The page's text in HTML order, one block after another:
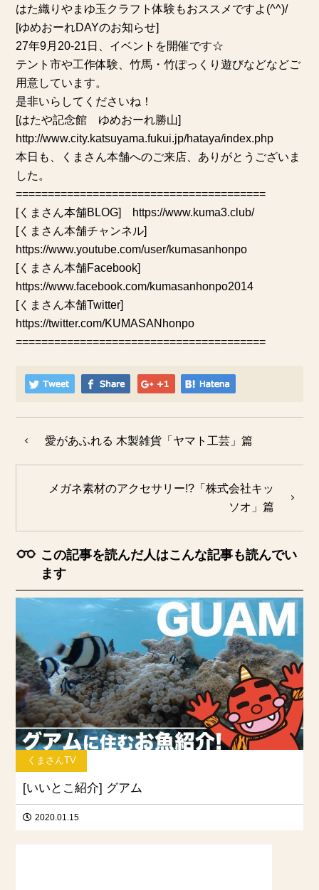
はた織りやまゆ玉クラフト体験もおススメですよ(^^)/
[ゆめおーれDAYのお知らせ]
27年9月20-21日、イベントを開催です☆
テント市や工作体験、竹馬・竹ぽっくり遊びなどなどご
用意しています。
是非いらしてくださいね！
[はたや記念館 ゆめおーれ勝山]
http://www.city.katsuyama.fukui.jp/hataya/index.php
本日も、くまさん本舗へのご来店、ありがとうございま
した。
=======================================
[くまさん本舗BLOG] https://www.kuma3.club/
[くまさん本舗チャンネル]
https://www.youtube.com/user/kumasanhonpo
[くまさん本舗Facebook]
https://www.facebook.com/kumasanhonpo2014
[くまさん本舗Twitter]
https://twitter.com/KUMASANhonpo
=======================================
愛があふれる 木製雑貨「ヤマト工芸」篇
メガネ素材のアクセサリー!?「株式会社キッ
ソオ」篇
この記事を読んだ人はこんな記事も読んでい
ます
くまさんTV
[いいとこ紹介] グアム
2020.01.15